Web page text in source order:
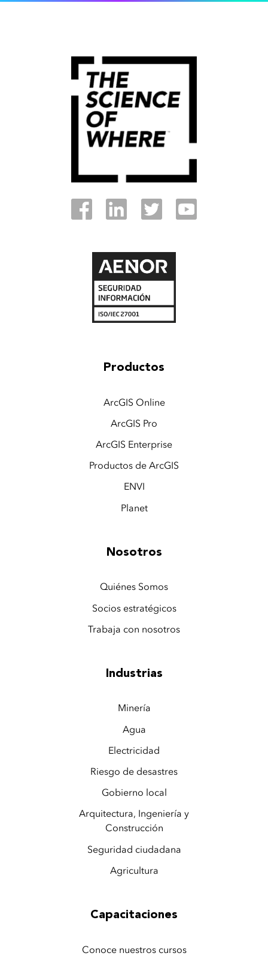
Productos
ArcGIS Online
ArcGIS Pro
ArcGIS Enterprise
Productos de ArcGIS
ENVI
Planet
Nosotros
Quiénes Somos
Socios estratégicos
Trabaja con nosotros
Industrias
Minería
Agua
Electricidad
Riesgo de desastres
Gobierno local
Arquitectura, Ingeniería y
Construcción
Seguridad ciudadana
Agricultura
Capacitaciones
Conoce nuestros cursos